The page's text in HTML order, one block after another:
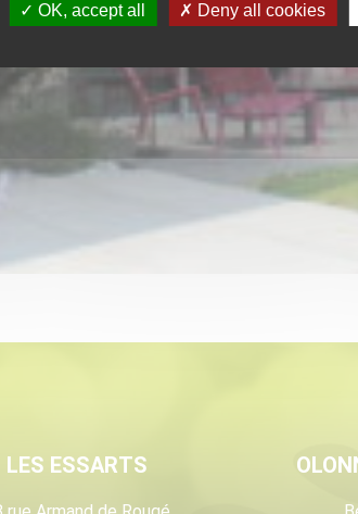
LES ESSARTS
OK, accept all Deny all cookies